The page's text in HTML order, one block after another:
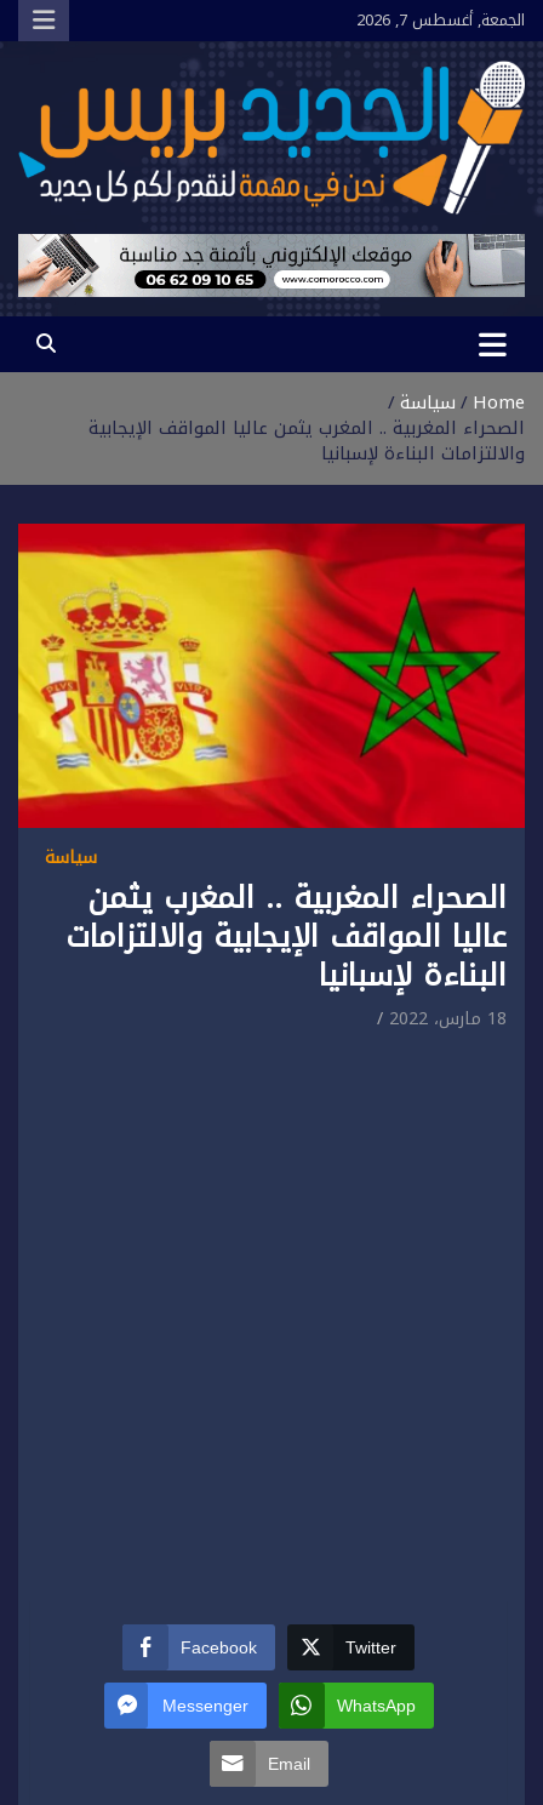
Skip
to
content
الجمعة, أغسطس 7, 2026
الجديد بريس
نحن في مهمة لنقدم لكم كل جديد
Home سياسة
الصحراء المغربية .. المغرب يثمن عاليا المواقف الإيجابية
والالتزامات البناءة لإسبانيا
سياسة
الصحراء المغربية .. المغرب يثمن
عاليا المواقف الإيجابية والالتزامات
البناءة لإسبانيا
18 مارس، 2022
Facebook Twitter
Messenger WhatsApp
Email